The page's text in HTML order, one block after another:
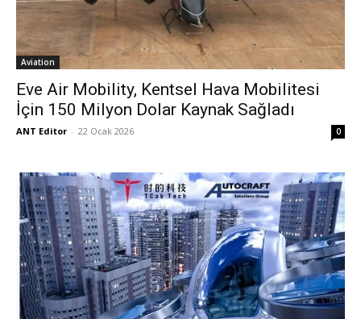
Aviation
Eve Air Mobility, Kentsel Hava Mobilitesi
İçin 150 Milyon Dolar Kaynak Sağladı
ANT Editor - 22 Ocak 2026 0